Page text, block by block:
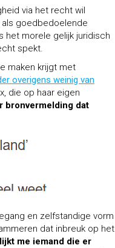
via het recht wil
als goedbedoelende
het morele gelijk juridisch
spekt.
maken krijgt met
overigens weinig van
die op haar eigen
bronvermelding dat
en zelfstandige vorm
dat inbreuk op het
me iemand die er